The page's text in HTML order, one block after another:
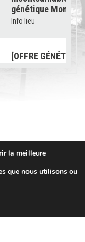
génétique
Info lieu
[OFFRE
catalogue 2026 est
équipements »
Info lieu
VEMBY JB «
la meilleure
que nous utilisons ou